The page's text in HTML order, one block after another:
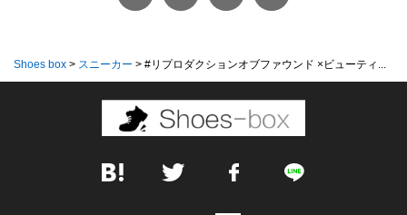
Shoes box > スニーカー > #リプロダクションオブファウンド ×ビューティ...